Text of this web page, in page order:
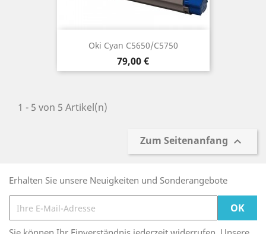
Oki Cyan C5650/C5750
Preis
79,00 €
1 - 5 von 5 Artikel(n)
Zum Seitenanfang 
Erhalten Sie unsere Neuigkeiten und Sonderangebote